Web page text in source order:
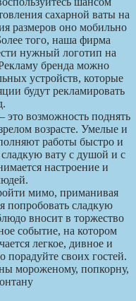
сахарной ваты на
размеров оно мобильно
того, наша фирма
нужный логотип на
бренда можно
устройств, которые
будут рекламировать
это возможность поднять
возрасте. Умелые и
работы быстро и
сладкую вату с душой и с
настроение и
мимо, приманивая
попробовать сладкую
вносит в торжество
событие, на котором
легкое, дивное и
порадуйте своих гостей.
мороженому, попкорну,